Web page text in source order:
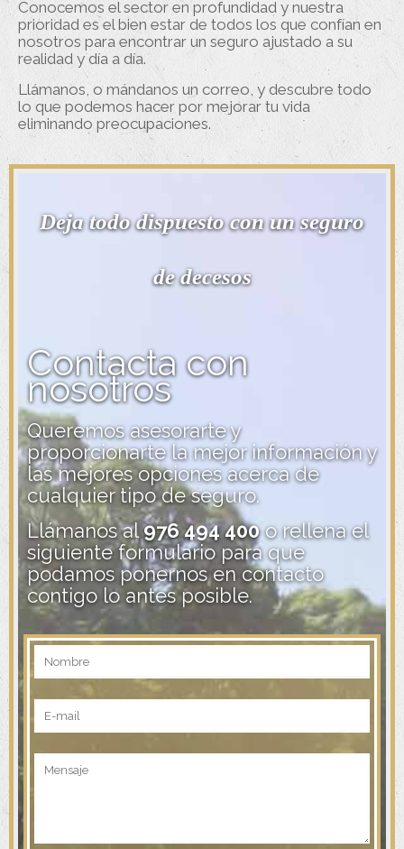
Conocemos el sector en profundidad y nuestra
prioridad es el bien estar de todos los que confían en
nosotros para encontrar un seguro ajustado a su
realidad y día a día.
Llámanos, o mándanos un correo, y descubre todo
lo que podemos hacer por mejorar tu vida
eliminando preocupaciones.
Deja todo dispuesto con un seguro
de decesos
Contacta con
nosotros
Queremos asesorarte y
proporcionarte la mejor información y
las mejores opciones acerca de
cualquier tipo de seguro.
Llámanos al976 494 400o rellena el
siguiente formulario para que
podamos ponernos en contacto
contigo lo antes posible.